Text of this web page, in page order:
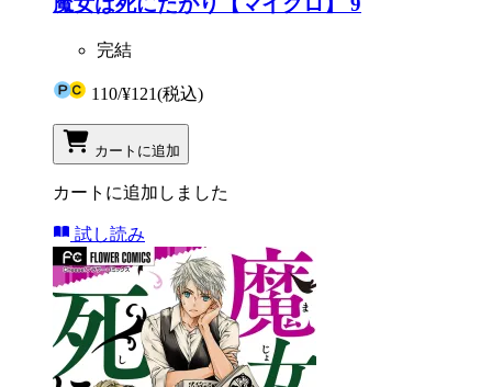
完結
110/¥121(税込)
カートに追加
カートに追加しました
試し読み